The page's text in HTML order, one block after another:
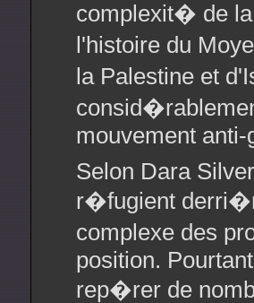
complexit� de la
l'histoire du
la Palestine et
mouvement anti-
Selon Dara
r�fugient
complexe des
position.
rep�rer de